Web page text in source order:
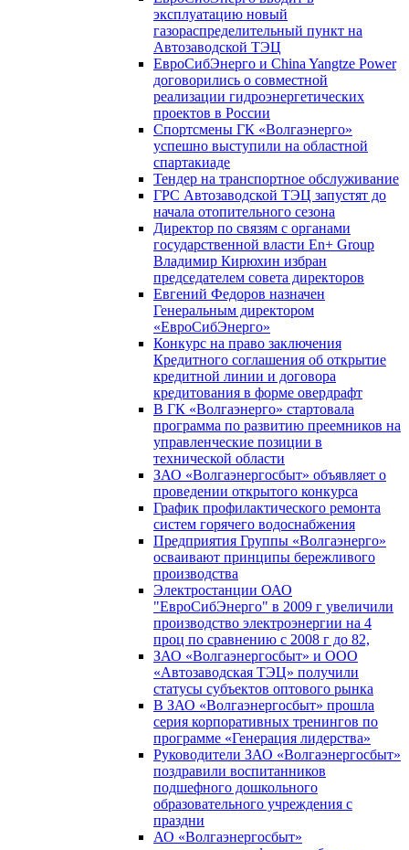
эксплуатацию новый
газораспределительный пункт на
Автозаводской ТЭЦ
ЕвроСибЭнерго и China Yangtze Power
договорились о совместной
реализации гидроэнергетических
проектов в России
Спортсмены ГК «Волгаэнерго»
успешно выступили на областной
спартакиаде
Тендер на транспортное обслуживание
ГРС Автозаводской ТЭЦ запустят до
начала отопительного сезона
Директор по связям с органами
государственной власти En+ Group
Владимир Кирюхин избран
председателем совета директоров
Евгений Федоров назначен
Генеральным директором
«ЕвроСибЭнерго»
Конкурс на право заключения
Кредитного соглашения об открытие
кредитной линии и договора
кредитования в форме овердрафт
В ГК «Волгаэнерго» стартовала
программа по развитию преемников на
управленческие позиции в
технической области
ЗАО «Волгаэнергосбыт» объявляет о
проведении открытого конкурса
График профилактического ремонта
систем горячего водоснабжения
Предприятия Группы «Волгаэнерго»
осваивают принципы бережливого
производства
Электростанции ОАО
"ЕвроСибЭнерго" в 2009 г увеличили
производство электроэнергии на 4
проц по сравнению с 2008 г до 82,
ЗАО «Волгаэнергосбыт» и ООО
«Автозаводская ТЭЦ» получили
статусы субъектов оптового рынка
В ЗАО «Волгаэнергосбыт» прошла
серия корпоративных тренингов по
программе «Генерация лидерства»
Руководители ЗАО «Волгаэнергосбыт»
поздравили воспитанников
подшефного дошкольного
образовательного учреждения с
праздни
АО «Волгаэнергосбыт»